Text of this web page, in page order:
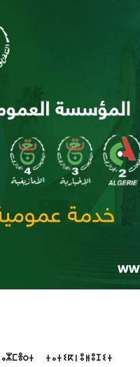
ⵜⴰⵜⵉⴽⵏⵓⵍⵓⵊⵉⵜ